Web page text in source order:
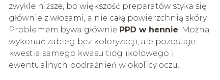
zwykle niższe, bo większość preparatów styka się
głównie z włosami, a nie całą powierzchnią skóry.
Problemem bywa głównie PPD w hennie. Można
wykonać zabieg bez koloryzacji, ale pozostaje
kwestia samego kwasu tioglikolowego i
ewentualnych podrażnień w okolicy oczu.